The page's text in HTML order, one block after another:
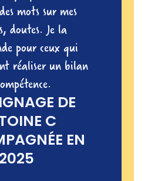
fortement le bilan
avec Élodie si
au sujet de
DE
EN